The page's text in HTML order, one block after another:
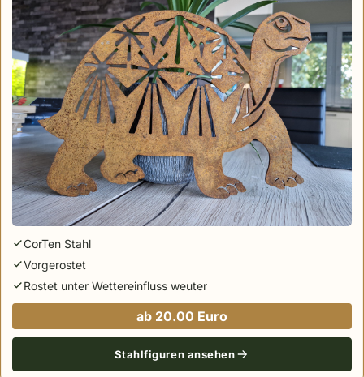
CorTen Stahl
Vorgerostet
Rostet unter Wettereinfluss weuter
ab 20.00 Euro
Stahlfiguren ansehen